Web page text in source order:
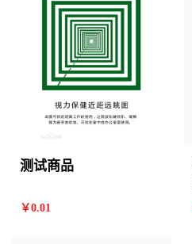
测试商品
￥0.01